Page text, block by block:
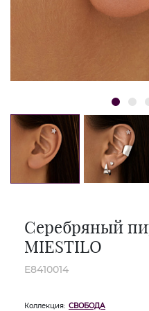
Серебряный
MIESTILO
E8410014
Коллекция: СВОБОДА